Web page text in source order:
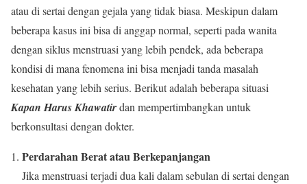
atau di sertai dengan gejala yang tidak biasa. Meskipun dalam
beberapa kasus ini bisa di anggap normal, seperti pada wanita
dengan siklus menstruasi yang lebih pendek, ada beberapa
kondisi di mana fenomena ini bisa menjadi tanda masalah
kesehatan yang lebih serius. Berikut adalah beberapa situasi
Kapan Harus Khawatirdan mempertimbangkan untuk
berkonsultasi dengan dokter.
Perdarahan Berat atau Berkepanjangan
Jika menstruasi terjadi dua kali dalam sebulan di sertai dengan